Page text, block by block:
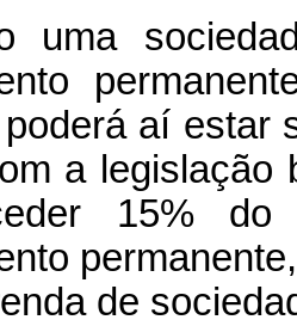
uma
aí estar
a legislação
15%
de